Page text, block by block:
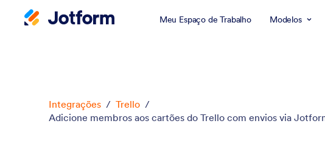
Meu Espaço de Trabalho Modelos
Integrações / Trello /
Adicione membros aos cartões do Trello com envios via